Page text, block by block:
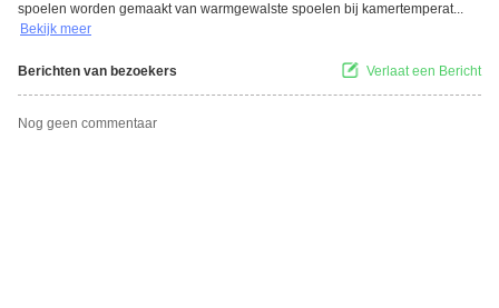
spoelen worden gemaakt van warmgewalste spoelen bij kamertemperat...
Bekijk meer
Berichten van bezoekers Verlaat een Bericht
Nog geen commentaar